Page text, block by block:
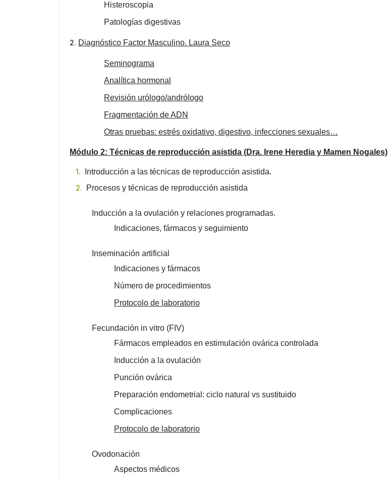
Histeroscopia
Patologías digestivas
2. Diagnóstico Factor Masculino. Laura Seco
Seminograma
Analítica hormonal
Revisión urólogo/andrólogo
Fragmentación de ADN
Otras pruebas: estrés oxidativo, digestivo, infecciones sexuales…
Módulo 2: Técnicas de reproducción asistida (Dra. Irene Heredia y Mamen Nogales)
Introducción a las técnicas de reproducción asistida.
Procesos y técnicas de reproducción asistida
Inducción a la ovulación y relaciones programadas.
Indicaciones, fármacos y seguimiento
Inseminación artificial
Indicaciones y fármacos
Número de procedimientos
Protocolo de laboratorio
Fecundación in vitro (FIV)
Fármacos empleados en estimulación ovárica controlada
Inducción a la ovulación
Punción ovárica
Preparación endometrial: ciclo natural vs sustituido
Complicaciones
Protocolo de laboratorio
Ovodonación
Aspectos médicos